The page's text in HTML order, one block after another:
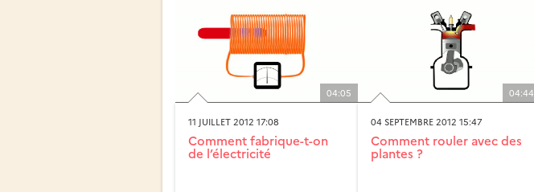
04:05
11 JUILLET 2012 17:08
Comment fabrique-t-on
de l’électricité
04:44
04 SEPTEMBRE 2012 15:47
Comment rouler avec des
plantes ?